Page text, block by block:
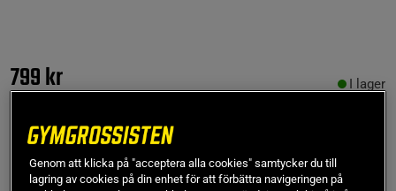
799 kr I lager
Large
Genom att klicka på "acceptera alla cookies" samtycker du till
lagring av cookies på din enhet för att förbättra navigeringen på